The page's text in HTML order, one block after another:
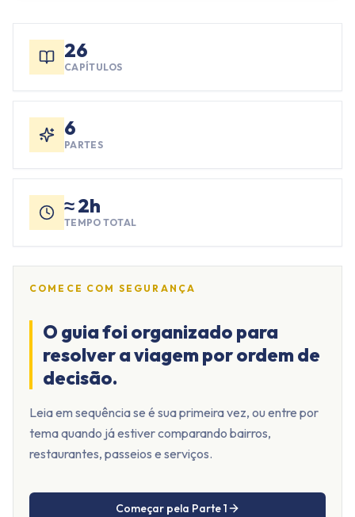
26
CAPÍTULOS
6
PARTES
≈ 2h
TEMPO TOTAL
COMECE COM SEGURANÇA
O guia foi organizado para
resolver a viagem por ordem de
decisão.
Leia em sequência se é sua primeira vez, ou entre por
tema quando já estiver comparando bairros,
restaurantes, passeios e serviços.
Começar pela Parte 1